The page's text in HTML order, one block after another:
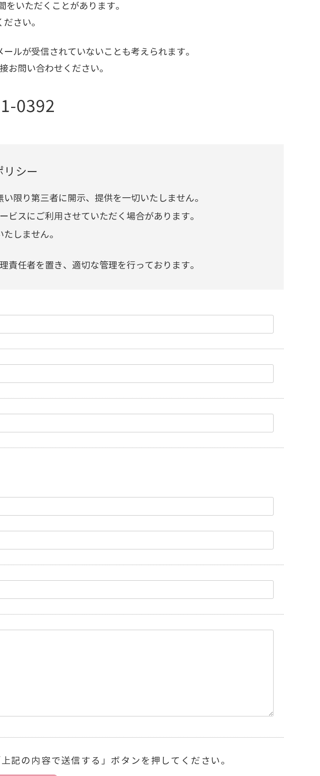
いただくことがあります。
さい。
ルが受信されていないことも考えられます。
お問い合わせください。
リシー
限り第三者に開示、提供を一切いたしません。
スにご利用させていただく場合があります。
しません。
任者を置き、適切な管理を行っております。
記の内容で送信する」ボタンを押してください。